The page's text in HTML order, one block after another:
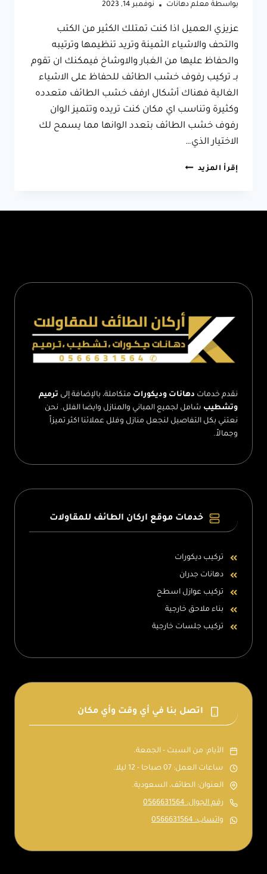
بواسطة معلم دهانات نوفمبر 14, 2023
عزيزي العميل اذا كنت تمتلك الكثير من الكتب
والتحف والاشياء الثمينة وتريد تنظيمها وترتيبه
والحفاظ عليها من الغبار والاوشاخ فيمكنك ان تقوم
بــ تركيب رفوف خشب الطائف للحفاظ على الاشياء
الغالية فهناك أشكال ارفف خشب الطائف متعدده
وكثيرة وتناسب اي مكان كنت تريده وتتميز الوان
رفوف خشب الطائف بتعدد الوانها مما يسمح لك
الاختيار الذي…
إقرأ المزيد رفوف
خشب
الطائف
–
تفصيل
الطائفنقدم خدمات دهانات وديكورات متكاملة، بالإضافة إلى ترميم
وتشطيب شامل لجميع المباني والمنازل وايضا الفلل. نحن
نعتني بكل التفاصيل لنجعل منازل وفلل عملائنا اكثر تميزاً
وجمالاً.
خدمات موقع اركان الطائف للمقاولات
تركيب ديكورات
دهانات جدران
تركيب عوازل اسطح
بناء ملاحق خارجية
تركيب جلسات خارجية
اتصل بنا في أي وقت وأي مكان
الأيام: من السبت - الجمعة.
ساعات العمل: 07 صباحا - 12 ليلا.
العنوان: الطائف، السعودية.
رقم الجوال: 0566631564
واتساب: 0566631564